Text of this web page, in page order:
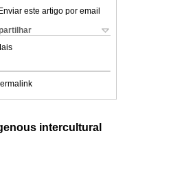
este artigo por email
intercultural